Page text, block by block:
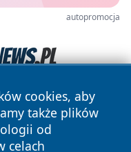
autopromocja
cookies, aby
także plików
od
celach